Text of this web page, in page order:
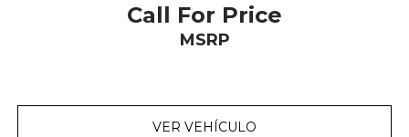
Call For Price
MSRP
VER VEHÍCULO